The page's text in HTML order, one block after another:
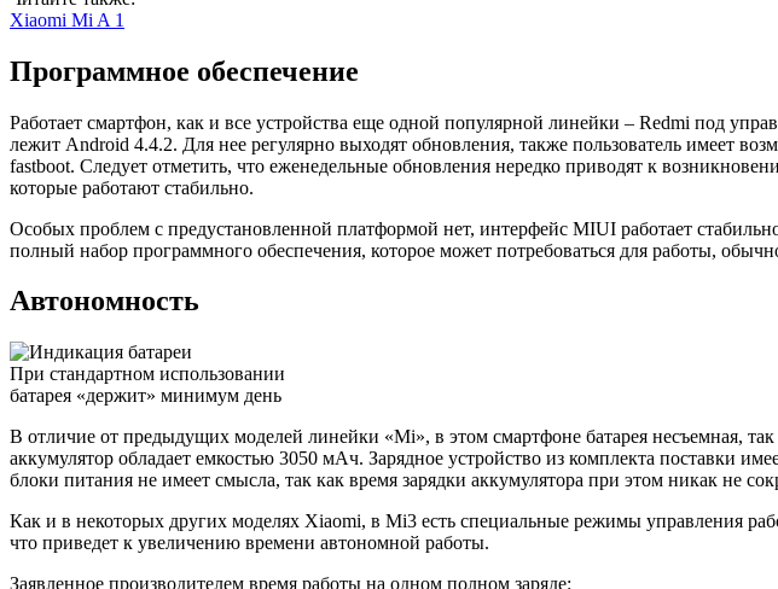
Xiaomi Mi A 1
Программное обеспечение
Работает смартфон, как и все устройства еще одной популярной линейки – Redmi под
лежит Android 4.4.2. Для нее регулярно выходят обновления, также пользователь имеет
fastboot. Следует отметить, что еженедельные обновления нередко приводят к
которые работают стабильно.
Особых проблем с предустановленной платформой нет, интерфейс MIUI работает
полный набор программного обеспечения, которое может потребоваться для работы,
Автономность
При стандартном использовании
батарея «держит» минимум день
В отличие от предыдущих моделей линейки «Mi», в этом смартфоне батарея несъемная,
аккумулятор обладает емкостью 3050 мАч. Зарядное устройство из комплекта поставки
блоки питания не имеет смысла, так как время зарядки аккумулятора при этом никак не
Как и в некоторых других моделях Xiaomi, в Mi3 есть специальные режимы управления
что приведет к увеличению времени автономной работы.
Заявленное производителем время работы на одном полном заряде: